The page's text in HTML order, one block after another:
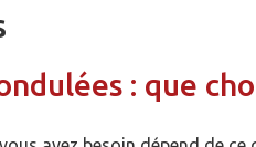
: que